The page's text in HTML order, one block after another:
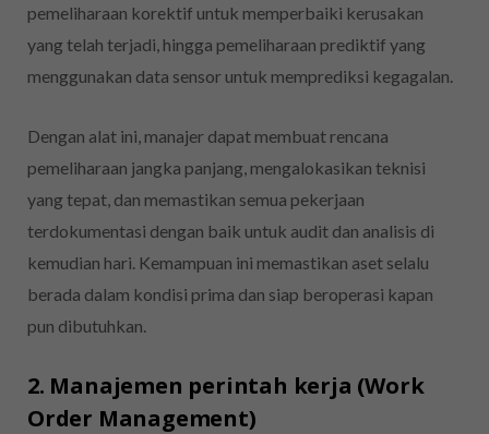
pemeliharaan korektif untuk memperbaiki kerusakan
yang telah terjadi, hingga pemeliharaan prediktif yang
menggunakan data sensor untuk memprediksi kegagalan.
Dengan alat ini, manajer dapat membuat rencana
pemeliharaan jangka panjang, mengalokasikan teknisi
yang tepat, dan memastikan semua pekerjaan
terdokumentasi dengan baik untuk audit dan analisis di
kemudian hari. Kemampuan ini memastikan aset selalu
berada dalam kondisi prima dan siap beroperasi kapan
pun dibutuhkan.
2. Manajemen perintah kerja (Work
Order Management)